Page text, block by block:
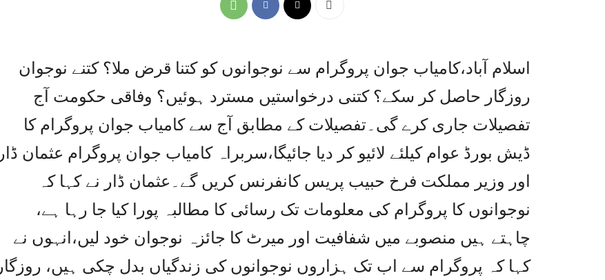
اسلام آباد،کامیاب جوان پروگرام سے نوجوانوں کو کتنا قرض ملا؟ کتنے نوجوان
روزگار حاصل کر سکے؟ کتنی درخواستیں مسترد ہوئیں؟ وفاقی حکومت آج
تفصیلات جاری کرے گی۔تفصیلات کے مطابق آج سے کامیاب جوان پروگرام کا
ڈیش بورڈ عوام کیلئے لائیو کر دیا جائیگا،سربراہ کامیاب جوان پروگرام عثمان ڈار
اور وزیر مملکت فرخ حبیب پریس کانفرنس کریں گے۔عثمان ڈار نے کہا کہ
نوجوانوں کا پروگرام کی معلومات تک رسائی کا مطالبہ پورا کیا جا رہا ہے،
چاہتے ہیں منصوبے میں شفافیت اور میرٹ کا جائزہ نوجوان خود لیں،انہوں نے
کہا کہ پروگرام سے اب تک ہزاروں نوجوانوں کی زندگیاں بدل چکی ہیں، روزگار